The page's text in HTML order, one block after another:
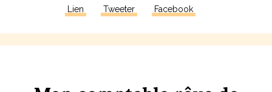
Lien Tweeter Facebook